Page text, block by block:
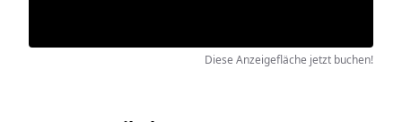
Diese Anzeigefläche jetzt buchen!